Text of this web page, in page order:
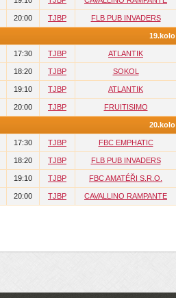
20:00 TJBP FLB PUB INVADERS
19.kolo
17:30 TJBP ATLANTIK
18:20 TJBP SOKOL
19:10 TJBP ATLANTIK
20:00 TJBP FRUITISIMO
20.kolo
17:30 TJBP FBC EMPHATIC
18:20 TJBP FLB PUB INVADERS
19:10 TJBP FBC AMATÉŘI S.R.O.
20:00 TJBP CAVALLINO RAMPANTE